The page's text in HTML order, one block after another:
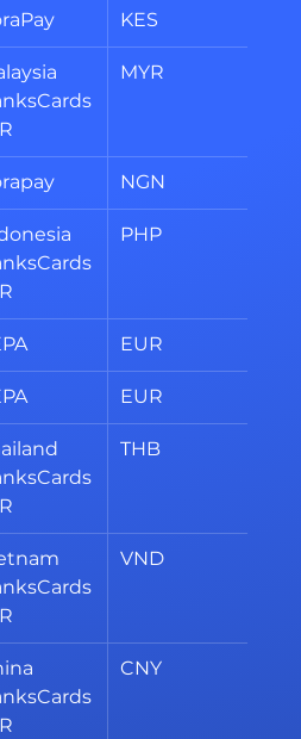
KES
MYR
NGN
PHP
EUR
EUR
THB
VND
CNY